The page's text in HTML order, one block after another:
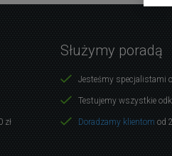
zł
Służymy poradą
Jesteśmy specjalistami
Testujemy wszystkie
Doradzamy klientom od